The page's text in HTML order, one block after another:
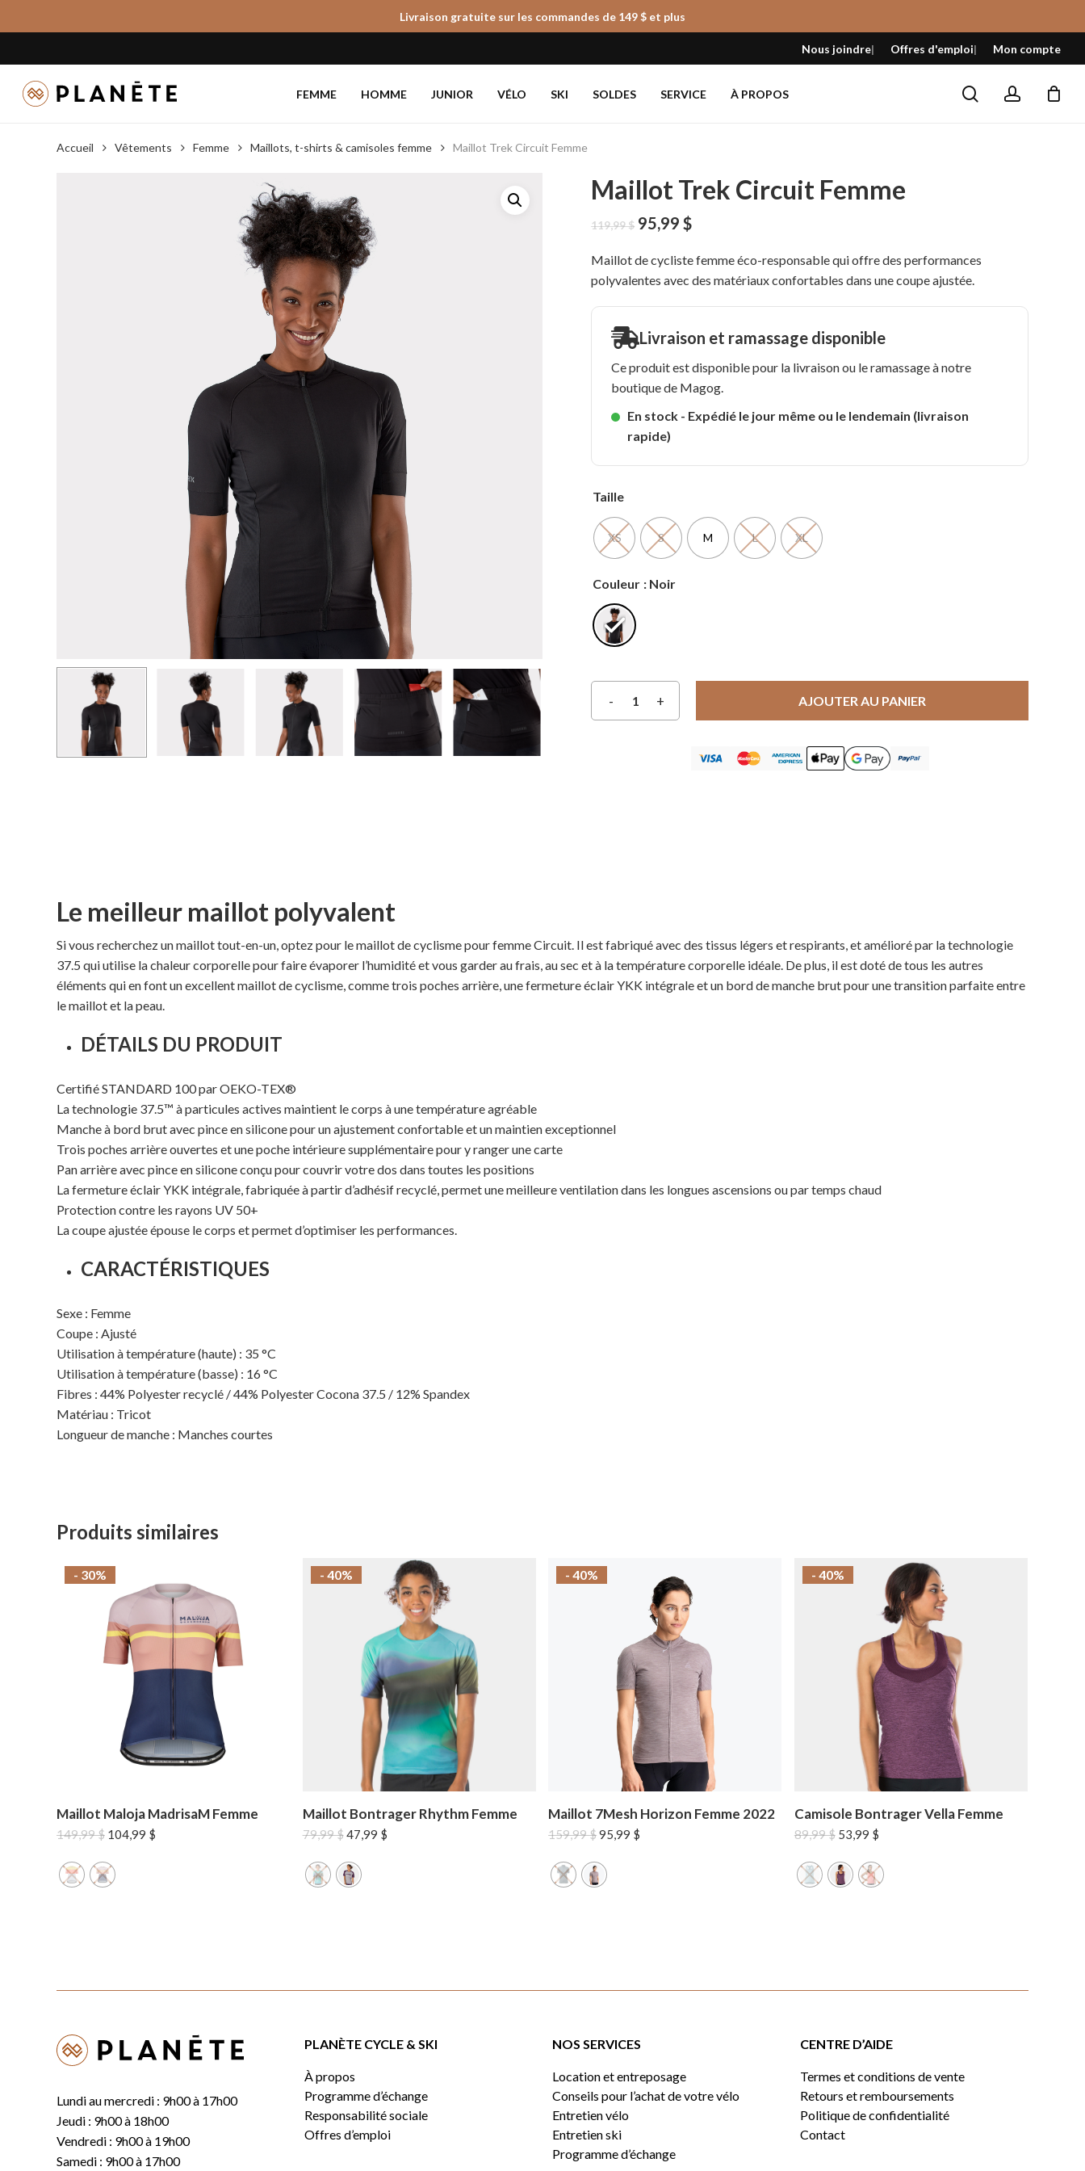
to
content
Livraison gratuite sur les commandes de 149 $ et plus
Nous joindre Offres d'emploi Mon compte
FEMME HOMME JUNIOR VÉLO SKI SOLDES SERVICE À PROPOS searchaccount
Fermer
le
panier
MAGASINER EN LIGNE
Accueil Vêtements Femme Maillots, t-shirts & camisoles femme Maillot Trek Circuit Femme
Maillot Trek Circuit Femme
119,99$ Le
prix
initial
était :
119,99 $.
95,99$Le
actuel
est :
95,99 $.
Maillot de cycliste femme éco-responsable qui offre des performances
polyvalentes avec des matériaux confortables dans une coupe ajustée.
Livraison et ramassage disponible
Ce produit est disponible pour la livraison ou le ramassage à notre
boutique de Magog.
En stock - Expédié le jour même ou le lendemain (livraison
rapide)
Taille
XS S M L XL
Couleur : Noir
AJOUTER AU PANIER
Le meilleur maillot polyvalent
Si vous recherchez un maillot tout-en-un, optez pour le maillot de cyclisme pour femme Circuit. Il est fabriqué avec des tissus légers et respirants, et amélioré par la technologie
37.5 qui utilise la chaleur corporelle pour faire évaporer l’humidité et vous garder au frais, au sec et à la température corporelle idéale. De plus, il est doté de tous les autres
éléments qui en font un excellent maillot de cyclisme, comme trois poches arrière, une fermeture éclair YKK intégrale et un bord de manche brut pour une transition parfaite entre
le maillot et la peau.
DÉTAILS DU PRODUIT
Certifié STANDARD 100 par OEKO-TEX®
La technologie 37.5™ à particules actives maintient le corps à une température agréable
Manche à bord brut avec pince en silicone pour un ajustement confortable et un maintien exceptionnel
Trois poches arrière ouvertes et une poche intérieure supplémentaire pour y ranger une carte
Pan arrière avec pince en silicone conçu pour couvrir votre dos dans toutes les positions
La fermeture éclair YKK intégrale, fabriquée à partir d’adhésif recyclé, permet une meilleure ventilation dans les longues ascensions ou par temps chaud
Protection contre les rayons UV 50+
La coupe ajustée épouse le corps et permet d’optimiser les performances.
CARACTÉRISTIQUES
Sexe : Femme
Coupe : Ajusté
Utilisation à température (haute) : 35 °C
Utilisation à température (basse) : 16 °C
Fibres : 44% Polyester recyclé / 44% Polyester Cocona 37.5 / 12% Spandex
Matériau : Tricot
Longueur de manche : Manches courtes
Produits similaires
- 30%
Maillot Maloja MadrisaM Femme
149,99$ Le
initial
était :
149,99 $.
104,99 $
- 40%
Maillot Bontrager Rhythm Femme
79,99$Le
initial
était :
79,99 $.
47,99 $Le
- 40%
Maillot 7Mesh Horizon Femme 2022
159,99$Le
initial
était :
159,99 $.
95,99 $
- 40%
Camisole Bontrager Vella Femme
89,99$ Le
initial
était :
89,99 $.
53,99 $Le
actuel
est :
Lundi au mercredi : 9h00 à 17h00
Jeudi : 9h00 à 18h00
Vendredi : 9h00 à 19h00
Samedi : 9h00 à 17h00
PLANÈTE CYCLE & SKI
À propos
Programme d’échange
Responsabilité sociale
Offres d’emploi
NOS SERVICES
Location et entreposage
Conseils pour l’achat de votre vélo
Entretien vélo
Entretien ski
Programme d’échange
CENTRE D’AIDE
Termes et conditions de vente
Retours et remboursements
Politique de confidentialité
Contact